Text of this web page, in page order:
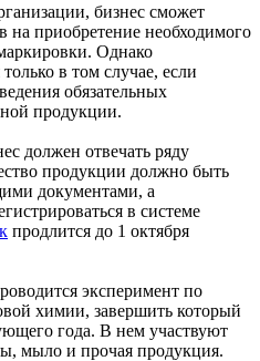
бизнес сможет
на приобретение необходимого
Однако
в том случае, если
обязательных
продукции.
должен отвечать ряду
продукции должно быть
документами, а
в системе
продлится до 1 октября
эксперимент по
химии, завершить который
года. В нем участвуют
мыло и прочая продукция.